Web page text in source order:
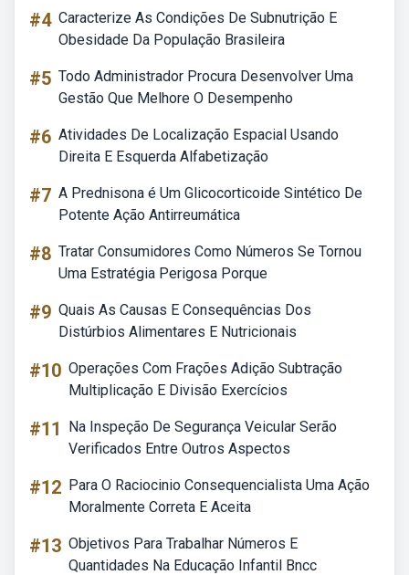
#4 Caracterize As Condições De Subnutrição E
Obesidade Da População Brasileira
#5 Todo Administrador Procura Desenvolver Uma
Gestão Que Melhore O Desempenho
#6 Atividades De Localização Espacial Usando
Direita E Esquerda Alfabetização
#7 A Prednisona é Um Glicocorticoide Sintético De
Potente Ação Antirreumática
#8 Tratar Consumidores Como Números Se Tornou
Uma Estratégia Perigosa Porque
#9 Quais As Causas E Consequências Dos
Distúrbios Alimentares E Nutricionais
#10 Operações Com Frações Adição Subtração
Multiplicação E Divisão Exercícios
#11
Na Inspeção De Segurança Veicular Serão
Verificados Entre Outros Aspectos
#12 Para O Raciocinio Consequencialista Uma Ação
Moralmente Correta E Aceita
#13 Objetivos Para Trabalhar Números E
Quantidades Na Educação Infantil Bncc